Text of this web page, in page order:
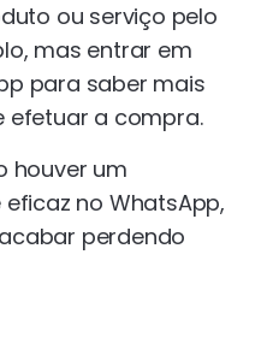
ou serviço pelo
mas entrar em
para saber mais
efetuar a compra.
houver um
no WhatsApp,
perdendo